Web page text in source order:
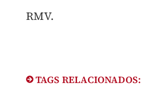
RMV.
TAGS RELACIONADOS: